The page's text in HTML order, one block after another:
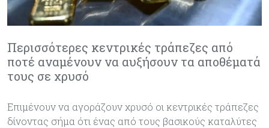
Περισσότερες κεντρικές τράπεζες από
ποτέ αναμένουν να αυξήσουν τα αποθέματά
τους σε χρυσό
Επιμένουν να αγοράζουν χρυσό οι κεντρικές τράπεζες
δίνοντας σήμα ότι ένας από τους βασικούς καταλύτες